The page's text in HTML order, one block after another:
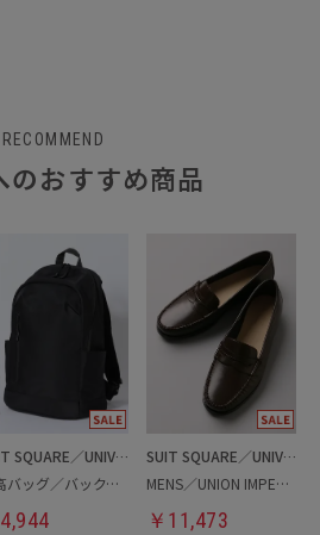
RECOMMEND
のおすすめ商品
SUIT SQUARE／UNIVERSAL LANGUAGE
最高バッグ／バックパック
4,944
SUIT SQUARE／UNIVERSAL LANGUAGE
MENS／UNION IMPERIAL監修／コインローファー
￥ 11,473